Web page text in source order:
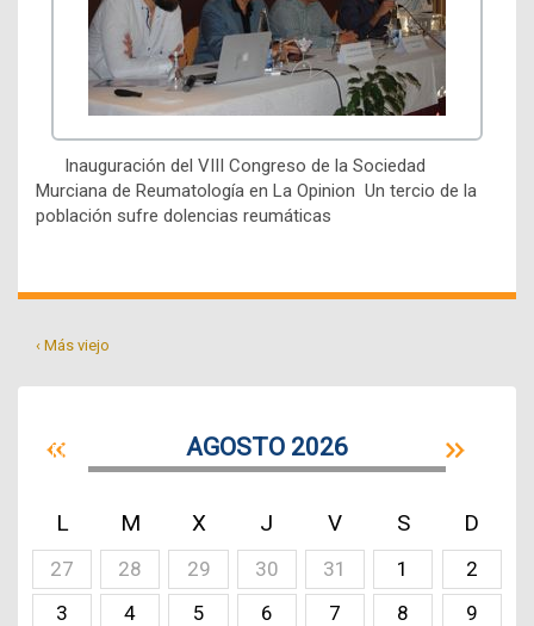
Inauguración del VIII Congreso de la Sociedad
Murciana de Reumatología en La Opinion Un tercio de la
población sufre dolencias reumáticas
‹ Más viejo
AGOSTO 2026
L M X J V S D
27 28 29 30 31 1
2
3
4 5 6 7 8
9